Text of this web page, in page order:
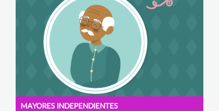
MAYORES INDEPENDIENTES